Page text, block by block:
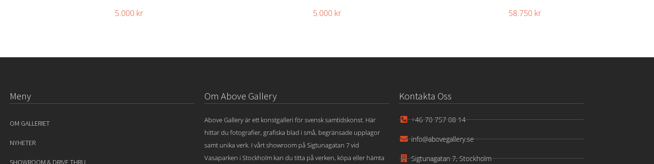
5.000 kr 5.000 kr 58.750 kr
Meny
OM GALLERIET
NYHETER
SHOWROOM & DRIVE THRU
Om Above Gallery
Above Gallery är ett konstgalleri för svensk samtidskonst. Här
hittar du fotografier, grafiska blad i små, begränsade upplagor
samt unika verk. I vårt showroom på Sigtunagatan 7 vid
Vasaparken i Stockholm kan du titta på verken, köpa eller hämta
Kontakta Oss
+46 70 757 08 14
info@abovegallery.se
Sigtunagatan 7, Stockholm